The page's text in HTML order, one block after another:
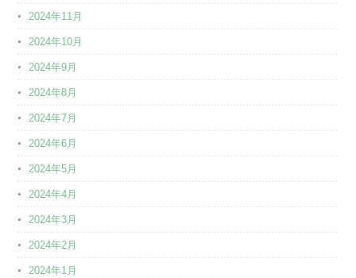
2024年11月
2024年10月
2024年9月
2024年8月
2024年7月
2024年6月
2024年5月
2024年4月
2024年3月
2024年2月
2024年1月